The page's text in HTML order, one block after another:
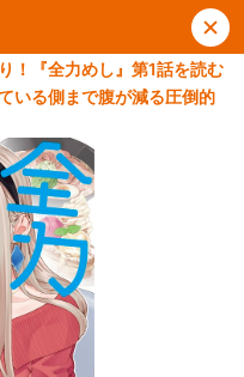
！『全力めし』第1話を読む
いる側まで腹が減る圧倒的